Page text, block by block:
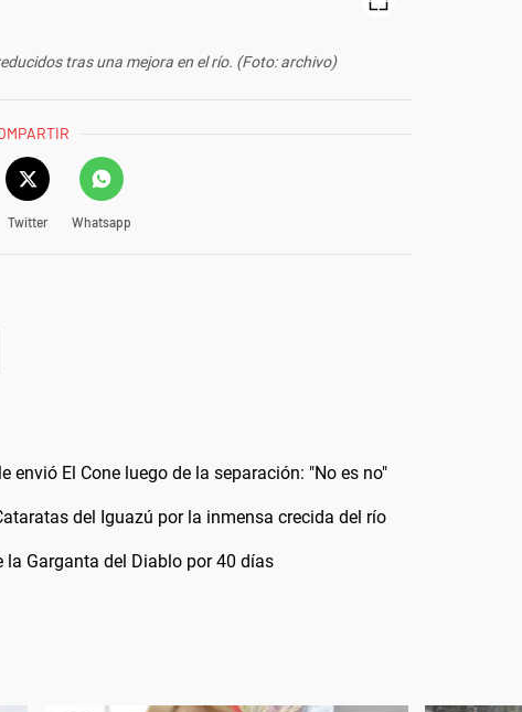
tras una mejora en el río. (Foto: archivo)
Twitter Whatsapp
El Cone luego de la separación: "No es no"
del Iguazú por la inmensa crecida del río
Garganta del Diablo por 40 días